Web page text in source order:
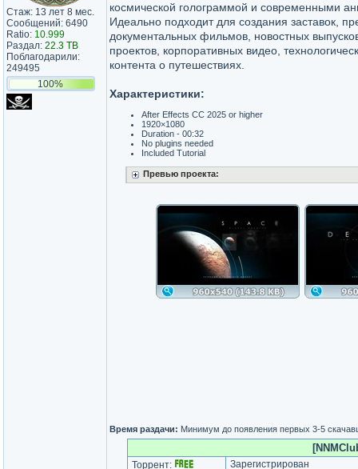
Стаж: 13 лет 8 мес.
Сообщений: 6490
Ratio: 10.999
Раздал: 22.3 TB
Поблагодарили:
249495
100%
космической голограммой и современными
Идеально подходит для создания заставок,
документальных фильмов, новостных
проектов, корпоративных видео,
контента о путешествиях.
Характеристики:
After Effects CC 2025 or higher
1920×1080
Duration - 00:32
No plugins needed
Included Tutorial
Превью проекта:
Время раздачи: Минимум до появления первых 3-5
Торрент:
Зарегистрирован